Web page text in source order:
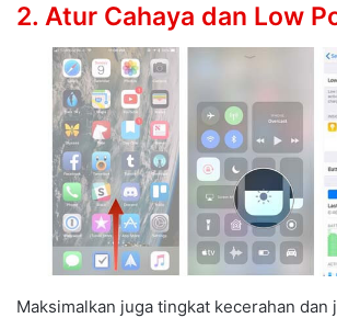
2. Atur Cahaya dan Low
Maksimalkan juga tingkat kecerahan dan